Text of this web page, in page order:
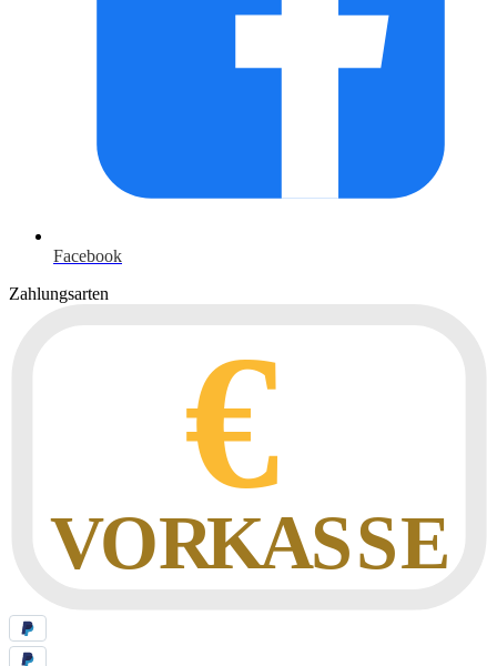
Facebook
Zahlungsarten